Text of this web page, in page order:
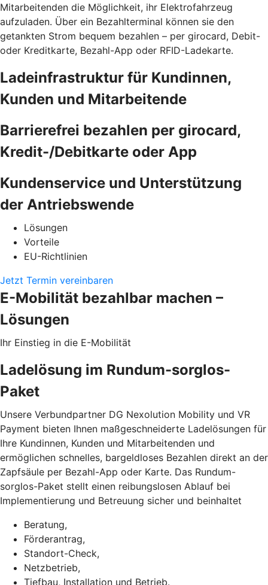
Mitarbeitenden die Möglichkeit, ihr Elektrofahrzeug
aufzuladen. Über ein Bezahlterminal können sie den
getankten Strom bequem bezahlen – per girocard, Debit-
oder Kreditkarte, Bezahl-App oder RFID-Ladekarte.
Ladeinfrastruktur für Kundinnen,
Kunden und Mitarbeitende
Barrierefrei bezahlen per girocard,
Kredit-/Debitkarte oder App
Kundenservice und Unterstützung
der Antriebswende
Lösungen
Vorteile
EU-Richtlinien
Jetzt Termin vereinbaren
E-Mobilität bezahlbar machen –
Lösungen
Ihr Einstieg in die E-Mobilität
Ladelösung im Rundum-sorglos-
Paket
Unsere Verbundpartner DG Nexolution Mobility und VR
Payment bieten Ihnen maßgeschneiderte Ladelösungen für
Ihre Kundinnen, Kunden und Mitarbeitenden und
ermöglichen schnelles, bargeldloses Bezahlen direkt an der
Zapfsäule per Bezahl-App oder Karte. Das Rundum-
sorglos-Paket stellt einen reibungslosen Ablauf bei
Implementierung und Betreuung sicher und beinhaltet
Beratung,
Förderantrag,
Standort-Check,
Netzbetrieb,
Tiefbau, Installation und Betrieb.